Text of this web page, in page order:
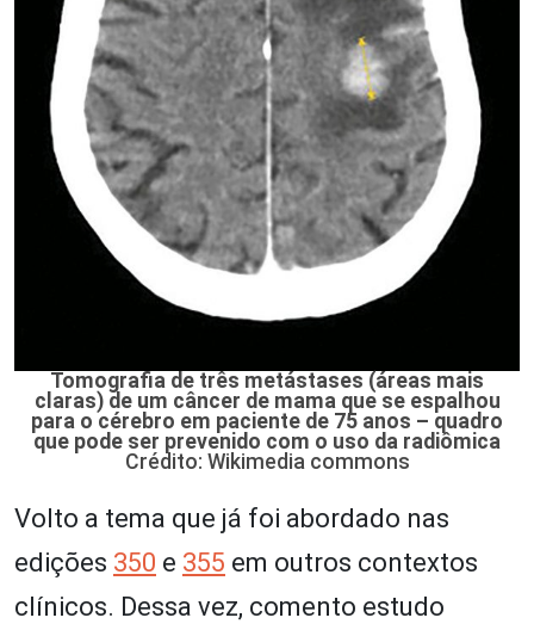
Tomografia de três metástases (áreas mais
claras) de um câncer de mama que se espalhou
para o cérebro em paciente de 75 anos – quadro
que pode ser prevenido com o uso da radiômica
Crédito: Wikimedia commons
Volto a tema que já foi abordado nas
edições 350 e 355 em outros contextos
clínicos. Dessa vez, comento estudo